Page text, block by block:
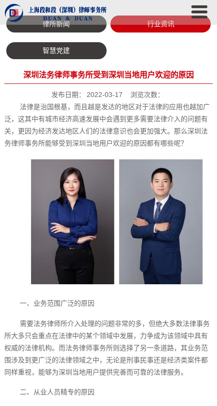
律所新闻 行业资讯
智慧党建
深圳法务律师事务所受到深圳当地用户欢迎的原因
发布日期： 2022-03-17
浏览次数：
法律是治国根基，而且越是发达的地区对于法律的应用也越加广
泛，这其中有城市经济高速发展中会遇到更多需要法律介入的问题有
关，更因为经济发达地区人们的法律意识也会更加强大。那么深圳法
务律师事务所能够受到深圳当地用户欢迎的原因都有哪些呢？
一、业务范围广泛的原因
需要法务律师所介入处理的问题非常的多，但绝大多数法律事务
所大多只会重点在法律中的某个领域中发展，力争成为该领域中具有
权威的法律机构。而法务律师事务所则选择了另一条道路，其业务范
围涉及到更广泛的法律领域之中，无论是刑事民事还是经济类案件都
同样重视，能够为深圳当地用户提供完善而可靠的法律服务。
二、从业人员精专的原因